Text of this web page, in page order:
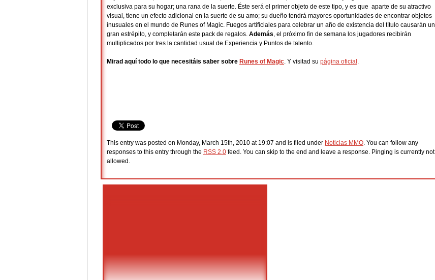
exclusiva para su hogar; una rana de la suerte. Éste será el primer objeto de este tipo, y es que aparte de su atractivo
visual, tiene un efecto adicional en la suerte de su amo; su dueño tendrá mayores oportunidades de encontrar objetos
inusuales en el mundo de Runes of Magic. Fuegos artificiales para celebrar un año de existencia del título causarán un
gran estrépito, y completarán este pack de regalos. Además, el próximo fin de semana los jugadores recibirán
multiplicados por tres la cantidad usual de Experiencia y Puntos de talento.
Mirad aquí todo lo que necesitáis saber sobre Runes of Magic. Y visitad su página oficial .
This entry was posted on Monday, March 15th, 2010 at 19:07 and is filed under Noticias MMO. You can follow any
responses to this entry through the RSS 2.0 feed. You can skip to the end and leave a response. Pinging is currently not
allowed.